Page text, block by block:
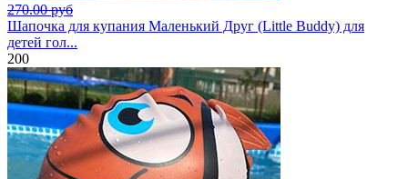
270.00 руб
Шапочка для купания Маленький Друг (Little Buddy) для
детей гол...
200